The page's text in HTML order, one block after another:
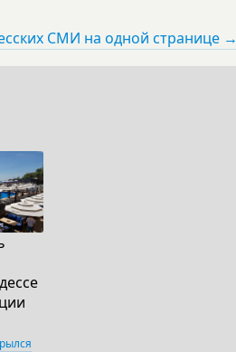
СМИ на одной странице →